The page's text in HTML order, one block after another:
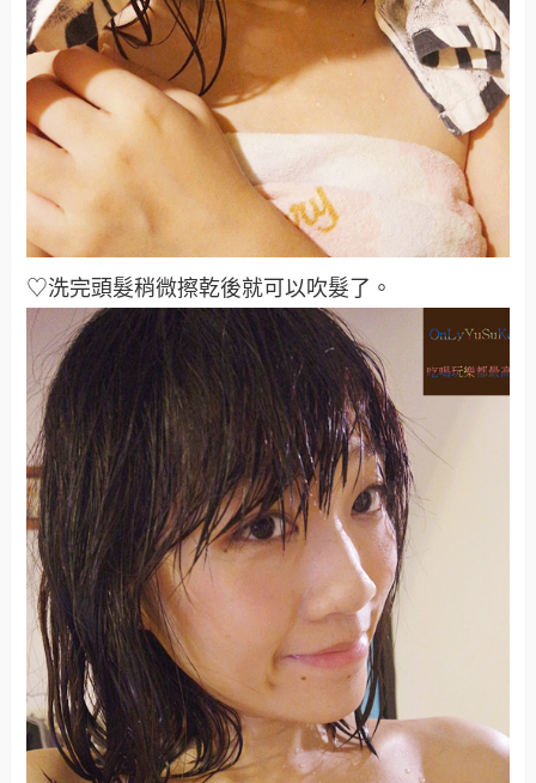
♡洗完頭髮稍微擦乾後就可以吹髮了 。